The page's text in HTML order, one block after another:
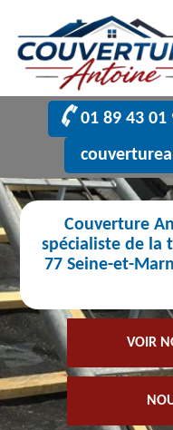
01 89 43 01
Couverture
spécialiste de la
77 Seine-et-
VOIR